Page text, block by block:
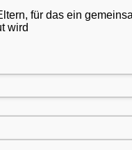
für das ein
wird